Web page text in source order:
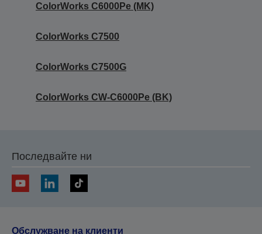
ColorWorks C6000Pe (MK)
ColorWorks C7500
ColorWorks C7500G
ColorWorks CW-C6000Pe (BK)
Последвайте ни
Обслужване на клиенти